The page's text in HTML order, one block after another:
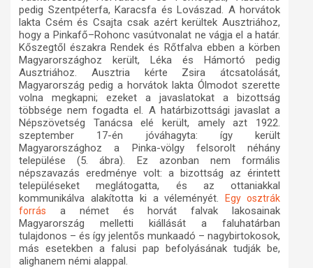
pedig Szentpéterfa, Karacsfa és Lovászad. A horvátok
lakta Csém és Csajta csak azért kerültek Ausztriához,
hogy a Pinkafő–Rohonc vasútvonalat ne vágja el a határ.
Kőszegtől északra Rendek és Rőtfalva ebben a körben
Magyarországhoz került, Léka és Hámortó pedig
Ausztriához. Ausztria kérte Zsira átcsatolását,
Magyarország pedig a horvátok lakta Ólmodot szerette
volna megkapni; ezeket a javaslatokat a bizottság
többsége nem fogadta el. A határbizottsági javaslat a
Népszövetség Tanácsa elé került, amely azt 1922.
szeptember 17-én jóváhagyta: így került
Magyarországhoz a Pinka-völgy felsorolt néhány
települése (5. ábra). Ez azonban nem formális
népszavazás eredménye volt: a bizottság az érintett
településeket meglátogatta, és az ottaniakkal
kommunikálva alakította ki a véleményét.Egy osztrák
forrás
a német és horvát falvak lakosainak
Magyarország melletti kiállását a faluhatárban
tulajdonos – és így jelentős munkaadó – nagybirtokosok,
más esetekben a falusi pap befolyásának tudják be,
alighanem némi alappal.